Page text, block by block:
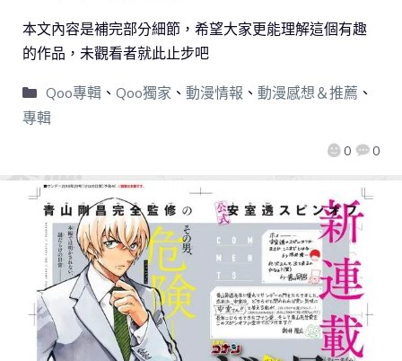
0 0
本文內容是補完部分細節，希望大家更能理解這個有趣
的作品，未觀看者就此止步吧
Qoo專輯、 Qoo獨家 、 動漫情報 、 動漫感想＆推薦 、
專輯